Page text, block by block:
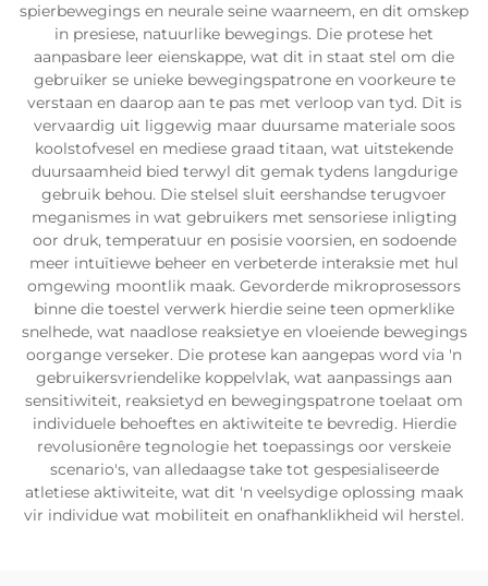
spierbewegings en neurale seine waarneem, en dit omskep
in presiese, natuurlike bewegings. Die protese het
aanpasbare leer eienskappe, wat dit in staat stel om die
gebruiker se unieke bewegingspatrone en voorkeure te
verstaan en daarop aan te pas met verloop van tyd. Dit is
vervaardig uit liggewig maar duursame materiale soos
koolstofvesel en mediese graad titaan, wat uitstekende
duursaamheid bied terwyl dit gemak tydens langdurige
gebruik behou. Die stelsel sluit eershandse terugvoer
meganismes in wat gebruikers met sensoriese inligting
oor druk, temperatuur en posisie voorsien, en sodoende
meer intuïtiewe beheer en verbeterde interaksie met hul
omgewing moontlik maak. Gevorderde mikroprosessors
binne die toestel verwerk hierdie seine teen opmerklike
snelhede, wat naadlose reaksietye en vloeiende bewegings
oorgange verseker. Die protese kan aangepas word via 'n
gebruikersvriendelike koppelvlak, wat aanpassings aan
sensitiwiteit, reaksietyd en bewegingspatrone toelaat om
individuele behoeftes en aktiwiteite te bevredig. Hierdie
revolusionêre tegnologie het toepassings oor verskeie
scenario's, van alledaagse take tot gespesialiseerde
atletiese aktiwiteite, wat dit 'n veelsydige oplossing maak
vir individue wat mobiliteit en onafhanklikheid wil herstel.